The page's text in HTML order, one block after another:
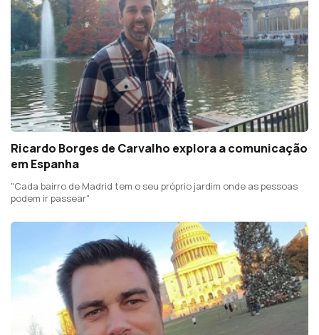
Ricardo Borges de Carvalho explora a comunicação
em Espanha
"Cada bairro de Madrid tem o seu próprio jardim onde as pessoas
podem ir passear"